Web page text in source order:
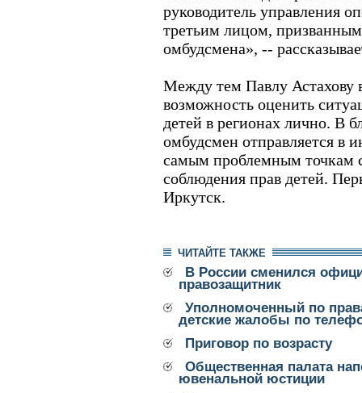
руководитель управления
третьим лицом, призванным
омбудсмена», --
Между тем Павлу Астахову
возможность оценить
детей в регионах лично. В
омбудсмен отправляется в
самым проблемным точкам
соблюдения прав детей.
Иркутск.
ЧИТАЙТЕ ТАКЖЕ
В России сменился
правозащитник
Уполномоченный по
детские жалобы по
Приговор по возрасту
Общественная палата
ювенальной юстиции